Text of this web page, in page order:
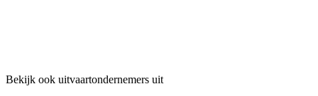
Bekijk ook uitvaartondernemers uit